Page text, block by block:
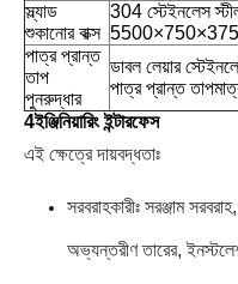
স্ল্যাড
শুকানোর বাক্স
304 স্টেইনলেস
পাত্র প্রান্ত
তাপ
পুনরুদ্ধার
ডাবল লেয়ার
পাত্র প্রান্ত
4ইঞ্জিনিয়ারিং ইন্টারফেস
এই ক্ষেত্রে দায়বদ্ধতাঃ
সরবরাহকারীঃ সরঞ্জাম
অভ্যন্তরীণ তারের,